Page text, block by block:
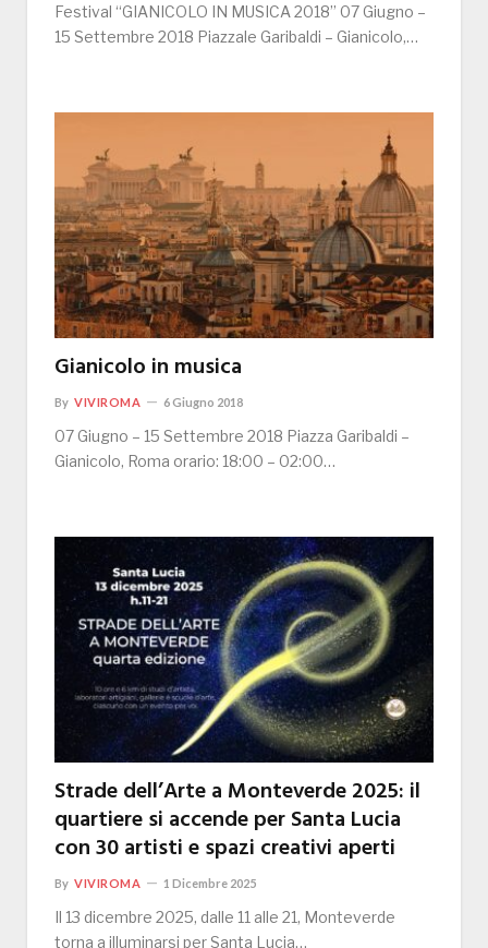
Festival “GIANICOLO IN MUSICA 2018” 07 Giugno –
15 Settembre 2018 Piazzale Garibaldi – Gianicolo,…
Gianicolo in musica
By VIVIROMA 6 Giugno 2018
07 Giugno – 15 Settembre 2018 Piazza Garibaldi –
Gianicolo, Roma orario: 18:00 – 02:00…
Strade dell’Arte a Monteverde 2025: il
quartiere si accende per Santa Lucia
con 30 artisti e spazi creativi aperti
By VIVIROMA 1 Dicembre 2025
Il 13 dicembre 2025, dalle 11 alle 21, Monteverde
torna a illuminarsi per Santa Lucia…